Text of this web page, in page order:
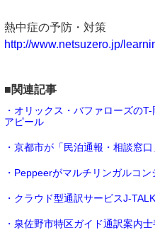
熱中症の予防・対策
http://www.netsuzero.jp/
■関連記事
・オリックス・バファローズの
アピール
・京都市が「民泊通報・相談窓
・Peppeerがマルチリンガルコン
・クラウド型通訳サービスJ-
・泉佐野市特区ガイド通訳案内